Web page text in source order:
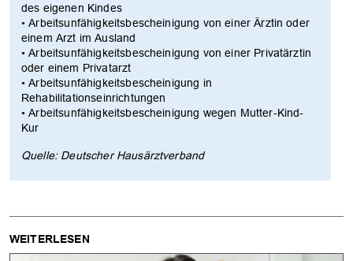
des eigenen Kindes
• Arbeitsunfähigkeitsbescheinigung von einer Ärztin oder
einem Arzt im Ausland
• Arbeitsunfähigkeitsbescheinigung von einer Privatärztin
oder einem Privatarzt
• Arbeitsunfähigkeitsbescheinigung in
Rehabilitationseinrichtungen
• Arbeitsunfähigkeitsbescheinigung wegen Mutter-Kind-
Kur
Quelle: Deutscher Hausärztverband
WEITERLESEN